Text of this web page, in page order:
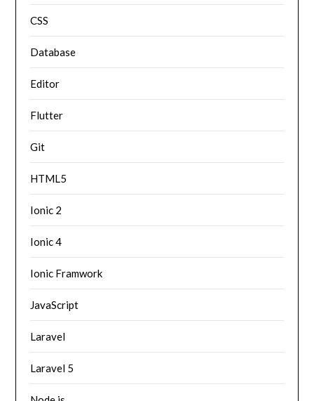
CSS
Database
Editor
Flutter
Git
HTML5
Ionic 2
Ionic 4
Ionic Framwork
JavaScript
Laravel
Laravel 5